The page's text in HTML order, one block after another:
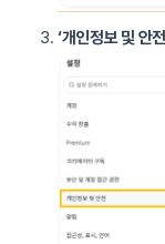
‘개인정보 및 안